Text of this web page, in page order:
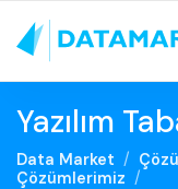
Yazılım
Data Market
Çözümlerimiz